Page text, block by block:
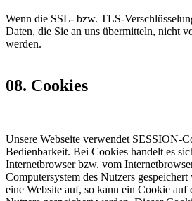
Wenn die SSL- bzw. TLS-
Daten, die Sie an uns übermitteln, nicht
werden.
08. Cookies
Unsere Webseite verwendet SESSION-
Bedienbarkeit. Bei Cookies handelt es
Internetbrowser bzw. vom
Computersystem des Nutzers
eine Website auf, so kann ein Cookie auf